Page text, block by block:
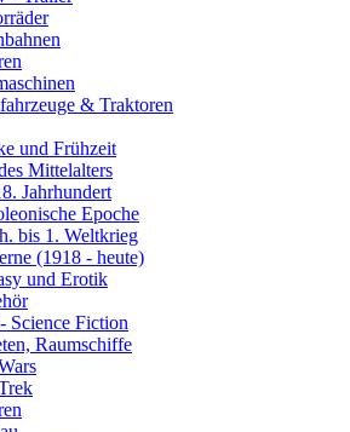
& Traktoren
und Frühzeit
Mittelalters
Jahrhundert
Epoche
bis 1. Weltkrieg
(1918 - heute)
und Erotik
Science Fiction
Raumschiffe